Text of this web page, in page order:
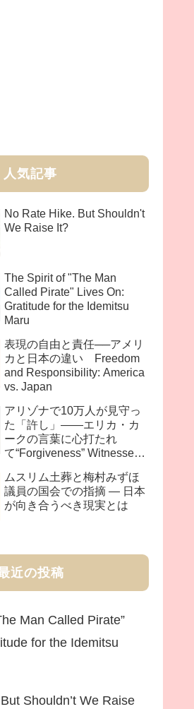
人気記事
No Rate Hike. But Shouldn't
We Raise It?
The Spirit of "The Man
Called Pirate" Lives On:
Gratitude for the Idemitsu
Maru
表現の自由と責任──アメリ
カと日本の違い Freedom
and Responsibility: America
vs. Japan
アリゾナで10万人が見守っ
た「許し」――エリカ・カ
ークの言葉に心打たれ
て“Forgiveness” Witnessed
Moved by the Words of
Erika Kirk
ムスリム土葬と梅村みずほ
議員の国会での指摘 ― 日本
が向き合うべき現実とは
近の投稿
Man Called Pirate”
for the Idemitsu
Shouldn’t We Raise